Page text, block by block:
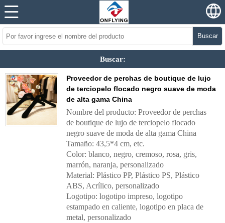
Buscar
Buscar:
Proveedor de perchas de boutique de lujo
de terciopelo flocado negro suave de moda
de alta gama China
Nombre del producto: Proveedor de perchas
de boutique de lujo de terciopelo flocado
negro suave de moda de alta gama China
Tamaño: 43,5*4 cm, etc.
Color: blanco, negro, cremoso, rosa, gris,
marrón, naranja, personalizado
Material: Plástico PP, Plástico PS, Plástico
ABS, Acrílico, personalizado
Logotipo: logotipo impreso, logotipo
estampado en caliente, logotipo en placa de
metal, personalizado